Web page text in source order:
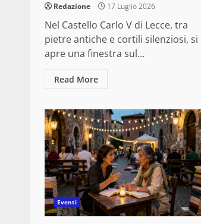
Redazione 17 Luglio 2026
Nel Castello Carlo V di Lecce, tra
pietre antiche e cortili silenziosi, si
apre una finestra sul...
Read More
Eventi